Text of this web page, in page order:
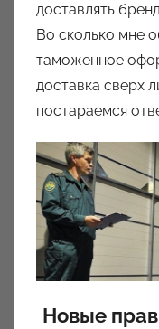
доставлять
Во сколько мне
таможенное
доставка сверх
постараемся
Новые